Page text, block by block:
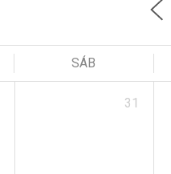
SÁB
31